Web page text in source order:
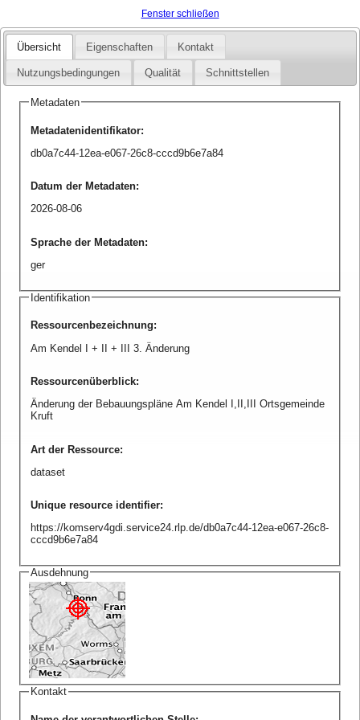
Fenster schließen
Übersicht Eigenschaften Kontakt
Nutzungsbedingungen Qualität Schnittstellen
Metadaten
Metadatenidentifikator:
db0a7c44-12ea-e067-26c8-cccd9b6e7a84
Datum der Metadaten:
2026-08-06
Sprache der Metadaten:
ger
Identifikation
Ressourcenbezeichnung:
Am Kendel I + II + III 3. Änderung
Ressourcenüberblick:
Änderung der Bebauungspläne Am Kendel I,II,III Ortsgemeinde
Kruft
Art der Ressource:
dataset
Unique resource identifier:
https://komserv4gdi.service24.rlp.de/db0a7c44-12ea-e067-26c8-
cccd9b6e7a84
Ausdehnung
Kontakt